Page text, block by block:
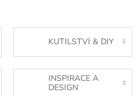
KUTILSTVÍ & DIY
INSPIRACE A
DESIGN